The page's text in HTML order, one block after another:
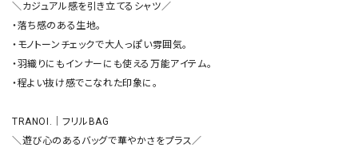
＼カジュアル感を引き立てるシャツ／
・落ち感のある生地。
・モノトーンチェックで大人っぽい雰囲気。
・羽織りにもインナーにも使える万能アイテム。
・程よい抜け感でこなれた印象に。
TRANOI.｜フリルBAG
＼遊び心のあるバッグで華やかさをプラス／